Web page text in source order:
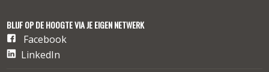
BLIJF OP DE HOOGTE VIA JE EIGEN NETWERK
Facebook
LinkedIn